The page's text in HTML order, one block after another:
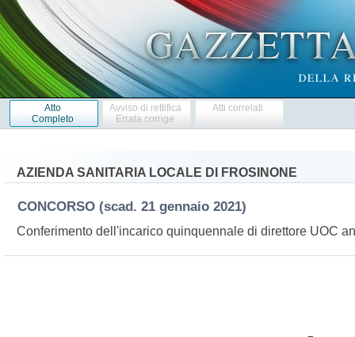
Atto
Completo
Avviso di rettifica
Errata corrige
Atti correlati
AZIENDA SANITARIA LOCALE DI FROSINONE
CONCORSO (scad. 21 gennaio 2021)
Conferimento dell'incarico quinquennale di direttore UOC